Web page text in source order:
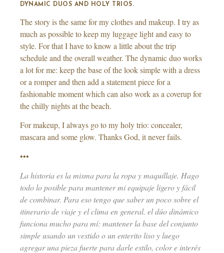
DYNAMIC DUOS AND HOLY TRIOS.
The story is the same for my clothes and makeup. I try as
much as possible to keep my luggage light and easy to
style. For that I have to know a little about the trip
schedule and the overall weather. The dynamic duo works
a lot for me: keep the base of the look simple with a dress
or a romper and then add a statement piece for a
fashionable moment which can also work as a coverup for
the chilly nights at the beach.
For makeup, I always go to my holy trio: concealer,
mascara and some glow. Thanks God, it never fails.
•••
La historia es la misma para la ropa y maquillaje. Hago
todo lo posible para mantener mi equipaje ligero y fácil
de combinar. Para eso tengo que saber un poco sobre el
itinerario de viaje y el clima en general. el dúo dinámico
funciona mucho para mí: mantener la base del conjunto
simple usando un vestido o un enterito liso y luego
agregar una pieza fuerte para darle estilo, color e interés